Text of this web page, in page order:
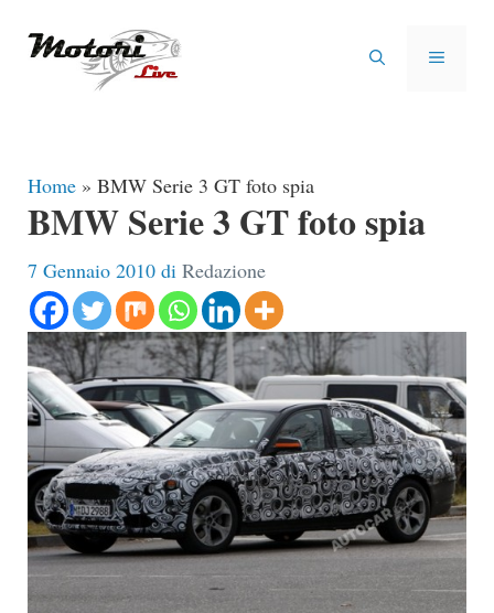
MENU
Home » BMW Serie 3 GT foto spia
BMW Serie 3 GT foto spia
7 Gennaio 2010 di Redazione